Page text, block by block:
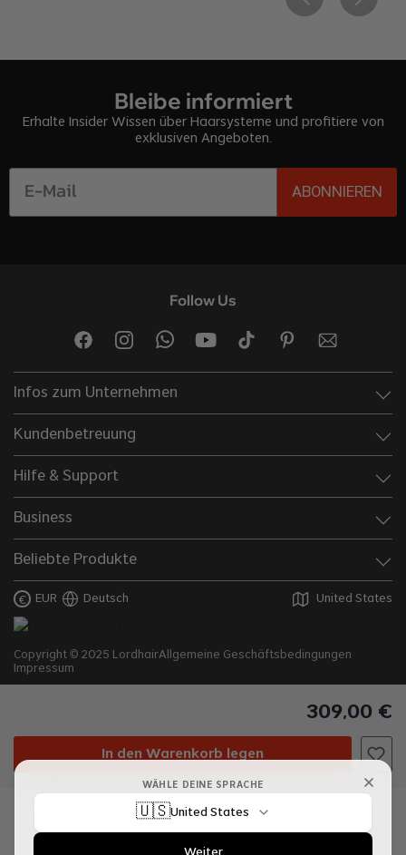
Bleibe informiert
Erhalte Insider Wissen über Haarsysteme und profitiere von
exklusiven Angeboten.
ABONNIEREN
Infos zum Unternehmen
Kundenbetreuung
Hilfe & Support
Business
Beliebte Produkte
Follow Us
€ EUR Deutsch United States
Copyright © 2025 LordhairAllgemeine Geschäftsbedingungen
Impressum
309,00 €
In den Warenkorb legen
WÄHLE DEINE SPRACHE
🇺🇸United States
Weiter